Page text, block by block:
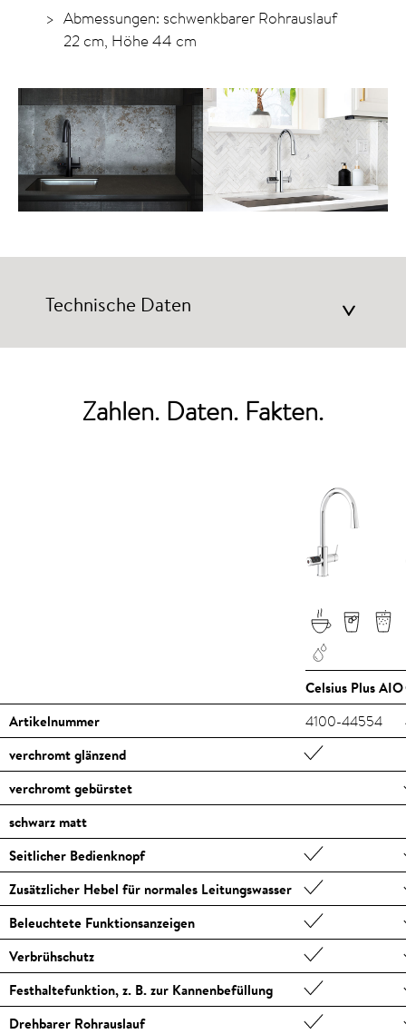
Abmessungen: schwenkbarer Rohrauslauf
22 cm, Höhe 44 cm
Technische Daten >
Zahlen. Daten. Fakten.
Celsius Plus AIO
Artikelnummer
verchromt glänzend
verchromt gebürstet
schwarz matt
Seitlicher Bedienknopf
Zusätzlicher Hebel für normales Leitungswasser
Beleuchtete Funktionsanzeigen
Verbrühschutz
Festhaltefunktion, z. B. zur Kannenbefüllung
Drehbarer Rohrauslauf
4100-44554